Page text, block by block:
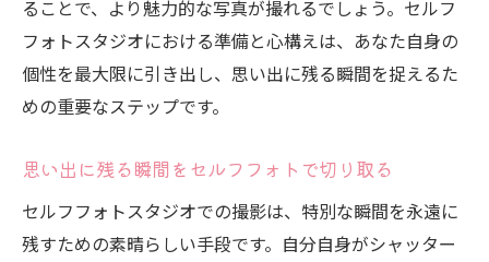
あなたらしさを表現する背景と小物の選び
方
セルフフォトで独自のスタイルを楽しむ方
法
験
セルフフォトで心から楽しむための基本
撮影を通じて自分を再発見するプロセス
ることで、より魅力的な写真が撮れるでしょう。セルフ
フォトスタジオにおける準備と心構えは、あなた自身の
個性を最大限に引き出し、思い出に残る瞬間を捉えるた
めの重要なステップです。
思い出に残る瞬間をセルフフォトで切り取る
セルフフォトスタジオでの撮影は、特別な瞬間を永遠に
残すための素晴らしい手段です。自分自身がシャッター